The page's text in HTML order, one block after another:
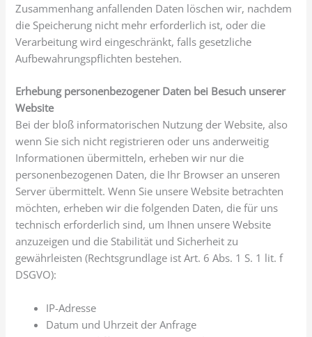
Zusammenhang anfallenden Daten löschen wir, nachdem
die Speicherung nicht mehr erforderlich ist, oder die
Verarbeitung wird eingeschränkt, falls gesetzliche
Aufbewahrungspflichten bestehen.
Erhebung personenbezogener Daten bei Besuch unserer
Website
Bei der bloß informatorischen Nutzung der Website, also
wenn Sie sich nicht registrieren oder uns anderweitig
Informationen übermitteln, erheben wir nur die
personenbezogenen Daten, die Ihr Browser an unseren
Server übermittelt. Wenn Sie unsere Website betrachten
möchten, erheben wir die folgenden Daten, die für uns
technisch erforderlich sind, um Ihnen unsere Website
anzuzeigen und die Stabilität und Sicherheit zu
gewährleisten (Rechtsgrundlage ist Art. 6 Abs. 1 S. 1 lit. f
DSGVO):
IP-Adresse
Datum und Uhrzeit der Anfrage